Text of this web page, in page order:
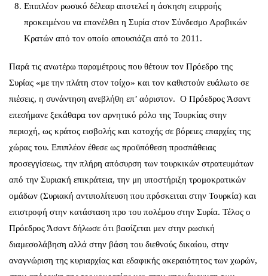
Επιπλέον ρωσικό δέλεαρ αποτελεί η άσκηση επιρροής
προκειμένου να επανέλθει η Συρία στον Σύνδεσμο Αραβικών
Κρατών από τον οποίο απουσιάζει από το 2011.
Παρά τις ανωτέρω παραμέτρους που θέτουν τον Πρόεδρο της
Συρίας «με την πλάτη στον τοίχο» και τον καθιστούν ευάλωτο σε
πιέσεις, η συνάντηση ανεβλήθη επ’ αόριστον. Ο Πρόεδρος Άσαντ
επεσήμανε ξεκάθαρα τον αρνητικό ρόλο της Τουρκίας στην
περιοχή, ως κράτος εισβολής και κατοχής σε βόρειες επαρχίες της
χώρας του. Επιπλέον έθεσε ως προϋπόθεση προσπάθειας
προσεγγίσεως, την πλήρη απόσυρση των τουρκικών στρατευμάτων
από την Συριακή επικράτεια, την μη υποστήριξη τρομοκρατικών
ομάδων (Συριακή αντιπολίτευση που πρόσκειται στην Τουρκία) και
επιστροφή στην κατάσταση προ του πολέμου στην Συρία. Τέλος ο
Πρόεδρος Άσαντ δήλωσε ότι βασίζεται μεν στην ρωσική
διαμεσολάβηση αλλά στην βάση του διεθνούς δικαίου, στην
αναγνώριση της κυριαρχίας και εδαφικής ακεραιότητος των χωρών,